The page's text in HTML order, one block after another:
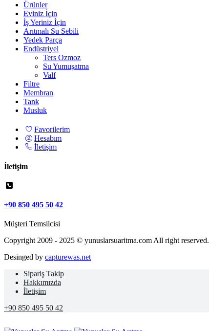
Ürünler
Eviniz İçin
İş Yeriniz İçin
Arıtmalı Su Sebili
Yedek Parça
Endüstriyel
Ters Ozmoz
Su Yumuşatma
Valf
Filtre
Membran
Tank
Musluk
Favorilerim
Hesabım
İletişim
İletişim
+90 850 495 50 42
Müşteri Temsilcisi
Copyright 2009 - 2025 © yunuslarsuaritma.com All right reserved.
Desinged by capturewas.net
Sipariş Takip
Hakkımızda
İletişim
+90 850 495 50 42